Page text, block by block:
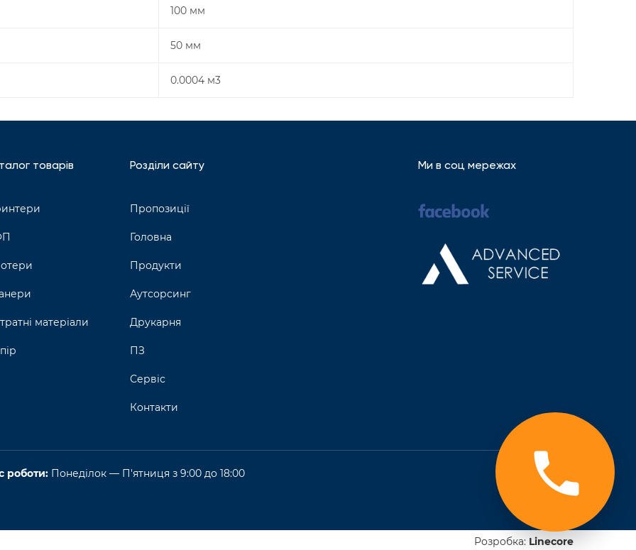
100 мм
50 мм
0.0004 м3
товарів
матеріали
Розділи сайту
Пропозиції
Головна
Продукти
Аутсорсинг
Друкарня
ПЗ
Сервіс
Контакти
Ми в соц мережах
роботи: Понеділок — П'ятниця з 9:00 до 18:00
Розробка: Linecore